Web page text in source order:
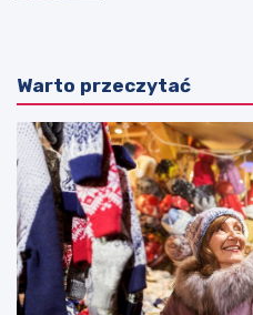
Warto przeczytać